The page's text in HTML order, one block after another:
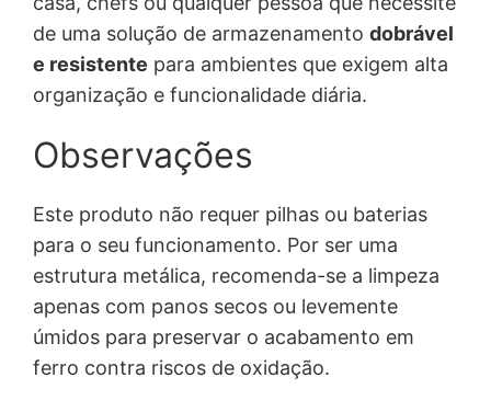
de uma solução de armazenamentodobrável
e resistente para ambientes que exigem alta
organização e funcionalidade diária.
Observações
Este produto não requer pilhas ou baterias
para o seu funcionamento. Por ser uma
estrutura metálica, recomenda-se a limpeza
apenas com panos secos ou levemente
úmidos para preservar o acabamento em
ferro contra riscos de oxidação.